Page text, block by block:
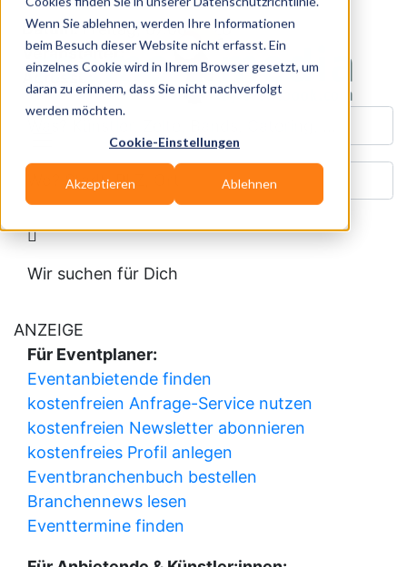
Wenn Sie ablehnen, werden Ihre Informationen
beim Besuch dieser Website nicht erfasst. Ein
einzelnes Cookie wird in Ihrem Browser gesetzt, um
daran zu erinnern, dass Sie nicht nachverfolgt
werden möchten.
Cookie-Einstellungen
Akzeptieren Ablehnen
Datum:Freitag, 07.08.2026
Veranstalter:
Adresse:
Was? Künstler, Zelte, Bands, Catering, ...
Wo? Stadt, PLZ, Ort
Wir suchen für Dich
ANZEIGE
Für Eventplaner:
Eventanbietende finden
kostenfreien Anfrage-Service nutzen
kostenfreien Newsletter abonnieren
kostenfreies Profil anlegen
Eventbranchenbuch bestellen
Branchennews lesen
Eventtermine finden